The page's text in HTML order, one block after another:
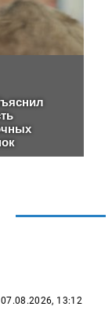
07.08.2026, 13:12